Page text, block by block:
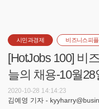
시민과경제 비즈니스피플
[HotJobs 100] 비
늘의 채용-10월28
2020-10-28 14:14:23
김예영 기자 -